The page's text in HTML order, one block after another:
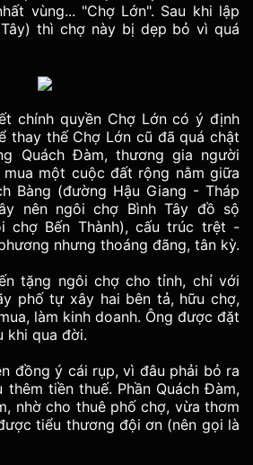
vùng... "Chợ Lớn". Sau khi lập
thì chợ này bị dẹp bỏ vì quá
chính quyền Chợ Lớn có ý định
thay thế Chợ Lớn cũ đã quá chật
Quách Đàm, thương gia người
một cuộc đất rộng nằm giữa
Bàng (đường Hậu Giang - Tháp
nên ngôi chợ Bình Tây đồ sộ
chợ Bến Thành), cấu trúc trệt -
nhưng thoáng đãng, tân kỳ.
tặng ngôi chợ cho tỉnh, chỉ với
phố tự xây hai bên tả, hữu chợ,
làm kinh doanh. Ông được đặt
khi qua đời.
đồng ý cái rụp, vì đâu phải bỏ ra
tiền thuế. Phần Quách Đàm,
nhờ cho thuê phố chợ, vừa thơm
tiểu thương đội ơn (nên gọi là